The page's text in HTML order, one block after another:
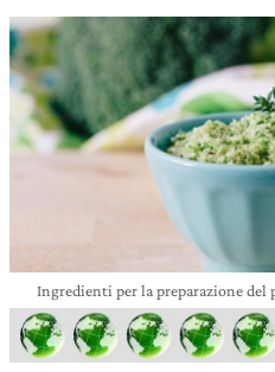
Ingredienti per la preparazione del